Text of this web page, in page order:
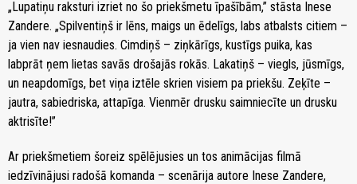
„Lupatiņu raksturi izriet no šo priekšmetu īpašībām,” stāsta Inese
Zandere. „Spilventiņš ir lēns, maigs un ēdelīgs, labs atbalsts citiem –
ja vien nav iesnaudies. Cimdiņš – ziņkārīgs, kustīgs puika, kas
labprāt ņem lietas savās drošajās rokās. Lakatiņš – viegls, jūsmīgs,
un neapdomīgs, bet viņa iztēle skrien visiem pa priekšu. Zeķīte –
jautra, sabiedriska, attapīga. Vienmēr drusku saimniecīte un drusku
aktrisīte!”
Ar priekšmetiem šoreiz spēlējusies un tos animācijas filmā
iedzīvinājusi radošā komanda – scenārija autore Inese Zandere,